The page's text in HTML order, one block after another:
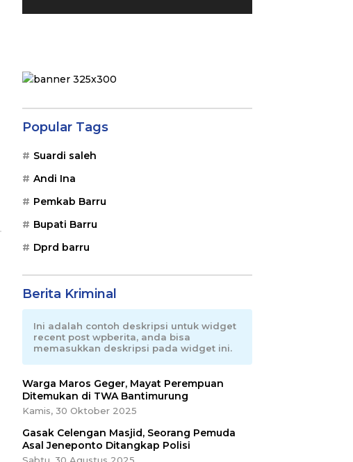
Popular Tags
Suardi saleh
Andi Ina
Pemkab Barru
Bupati Barru
Dprd barru
Berita Kriminal
Ini adalah contoh deskripsi untuk widget
recent post wpberita, anda bisa
memasukkan deskripsi pada widget ini.
Warga Maros Geger, Mayat Perempuan
Ditemukan di TWA Bantimurung
Kamis, 30 Oktober 2025
Gasak Celengan Masjid, Seorang Pemuda
Asal Jeneponto Ditangkap Polisi